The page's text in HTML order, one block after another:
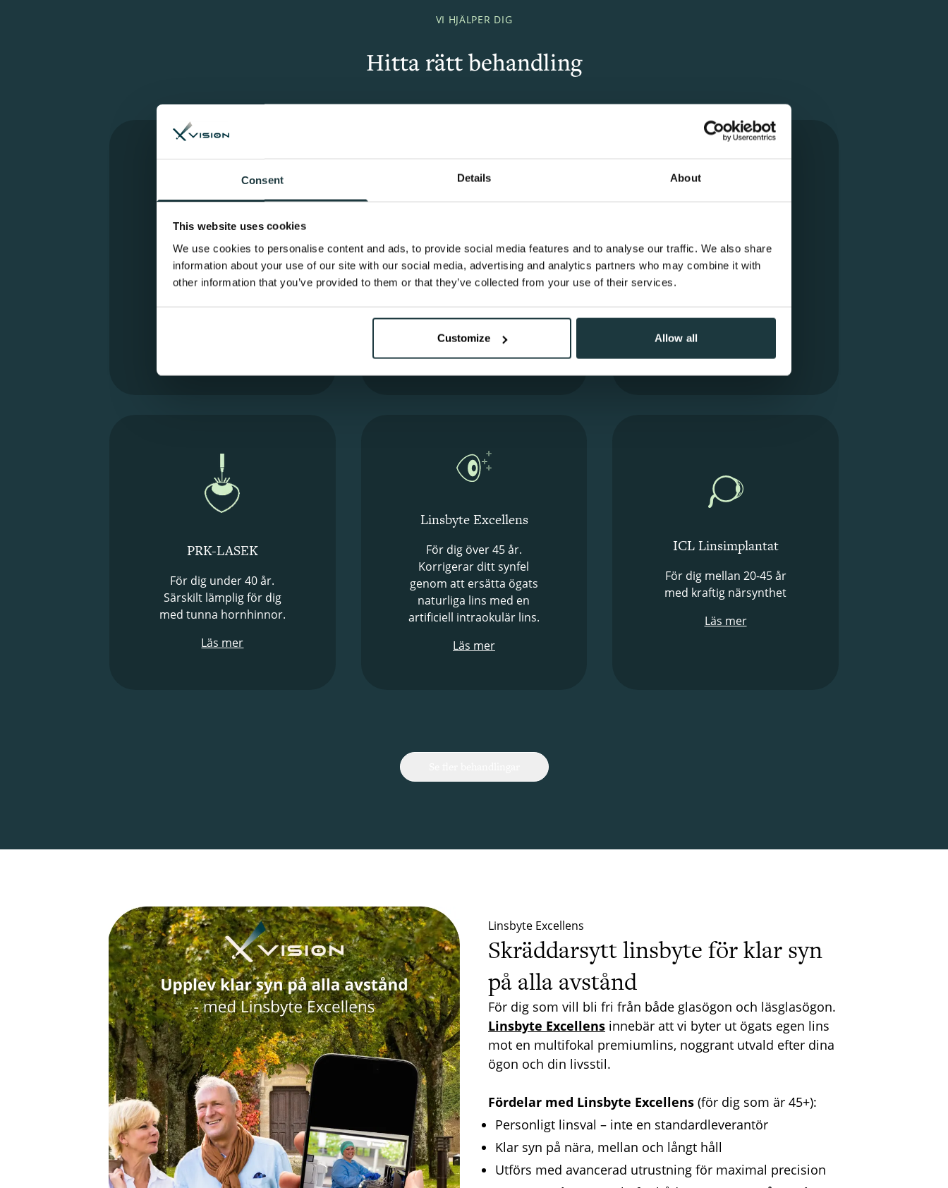
Consent Details About
This website uses cookies
We use cookies to personalise content and ads, to provide social media features and to analyse our traffic. We also share
information about your use of our site with our social media, advertising and analytics partners who may combine it with
other information that you’ve provided to them or that they’ve collected from your use of their services.
Customize Allow all
VI HJÄLPER DIG
Hitta rätt behandling
SMILE
SMILE Pro utförs med
senaste lasermaskinen.
återhämtning. För dig
No-Touch (TRANS-PRK)
Skonsam ytbehandling
För dig mellan 20-45 år
PRK-LASEK
För dig under 40 år.
Särskilt lämplig för dig
med tunna hornhinnor.
Läs mer
Linsbyte Excellens
För dig över 45 år.
Korrigerar ditt synfel
genom att ersätta ögats
naturliga lins med en
artificiell intraokulär lins.
Läs mer
ICL Linsimplantat
För dig mellan 20-45 år
med kraftig närsynthet
Läs mer
Linsbyte Excellens
Skräddarsytt linsbyte för klar syn
på alla avstånd
För dig som vill bli fri från både glasögon och läsglasögon.
Linsbyte Excellens innebär att vi byter ut ögats egen lins
mot en multifokal premiumlins, noggrant utvald efter dina
ögon och din livsstil.
Fördelar med Linsbyte Excellens (för dig som är 45+):
Personligt linsval – inte en standardleverantör
Klar syn på nära, mellan och långt håll
Utförs med avancerad utrustning för maximal precision